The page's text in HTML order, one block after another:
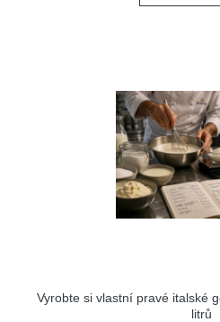
Vyrobte si vlastní pravé italské
litrů